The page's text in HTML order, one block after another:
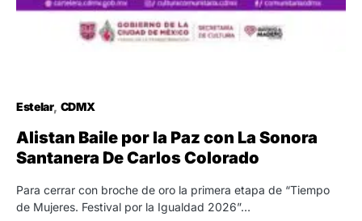
Estelar CDMX
Alistan Baile por la Paz con La Sonora
Santanera De Carlos Colorado
Para cerrar con broche de oro la primera etapa de “Tiempo
de Mujeres. Festival por la Igualdad 2026”…